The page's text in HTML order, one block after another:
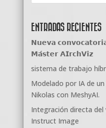
ENTRADAS RECIENTES
𝗡𝘂𝗲𝘃𝗮
𝗠𝗮́𝘀𝘁𝗲𝗿 𝗔𝗜𝗿𝗰𝗵𝗩𝗶𝘇
sistema de trabajo
Modelado por IA de
Nikolas con MeshyAI.
Integración directa
Instruct Image